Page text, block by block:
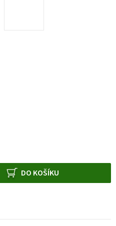
DO KOŠÍKU